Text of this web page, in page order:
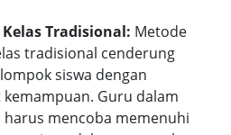
Tradisional: Metode
tradisional cenderung
siswa dengan
Guru dalam
mencoba memenuhi